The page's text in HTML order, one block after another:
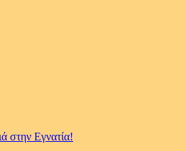
στην Εγνατία!